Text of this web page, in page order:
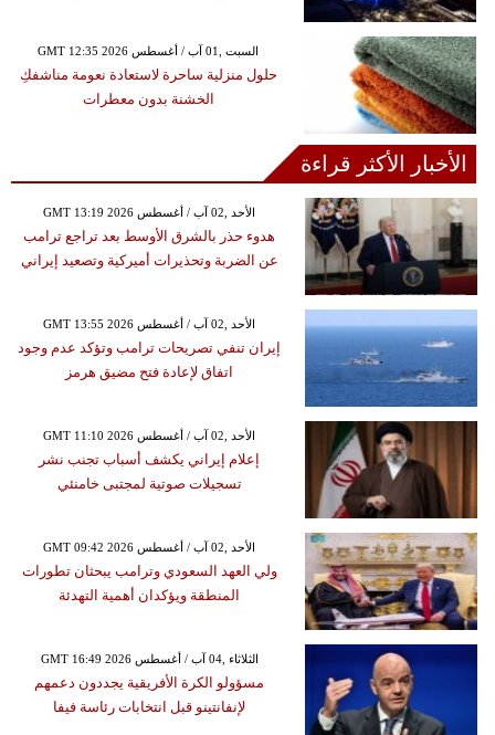
GMT 12:35 2026 السبت ,01 آب / أغسطس
حلول منزلية ساحرة لاستعادة نعومة مناشفكِ
الخشنة بدون معطرات
الأخبار الأكثر قراءة
GMT 13:19 2026 الأحد ,02 آب / أغسطس
هدوء حذر بالشرق الأوسط بعد تراجع ترامب
عن الضربة وتحذيرات أميركية وتصعيد إيراني
GMT 13:55 2026 الأحد ,02 آب / أغسطس
إيران تنفي تصريحات ترامب وتؤكد عدم وجود
اتفاق لإعادة فتح مضيق هرمز
GMT 11:10 2026 الأحد ,02 آب / أغسطس
إعلام إيراني يكشف أسباب تجنب نشر
تسجيلات صوتية لمجتبى خامنئي
GMT 09:42 2026 الأحد ,02 آب / أغسطس
ولي العهد السعودي وترامب يبحثان تطورات
المنطقة ويؤكدان أهمية التهدئة
GMT 16:49 2026 الثلاثاء ,04 آب / أغسطس
مسؤولو الكرة الأفريقية يجددون دعمهم
لإنفانتينو قبل انتخابات رئاسة فيفا